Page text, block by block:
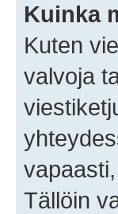
Kuinka
Kuten
valvoja
Tällöin